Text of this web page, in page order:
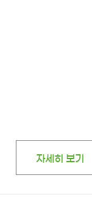
자세히 보기